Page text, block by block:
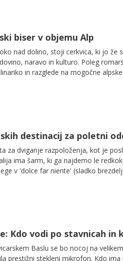
biser v objemu Alp
nad dolino, stoji cerkvica, ki jo že
naravo in kulturo. Poleg
in razglede na mogočne
destinacij za poletni
za dviganje razpoloženja, kot je
ima šarm, ki ga najdemo le
v 'dolce far niente' (sladko
vasi do srednjeveških
za naslednje raziskovanje
Kdo vodi po stavnicah in
Baslu se bo nocoj na
prestižni stekleni mikrofon. Kdo